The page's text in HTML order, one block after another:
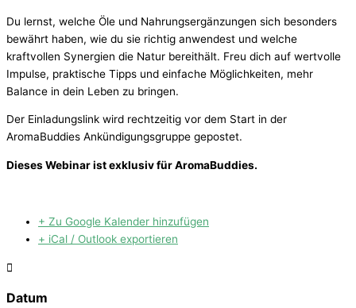
Du lernst, welche Öle und Nahrungsergänzungen sich besonders
bewährt haben, wie du sie richtig anwendest und welche
kraftvollen Synergien die Natur bereithält. Freu dich auf wertvolle
Impulse, praktische Tipps und einfache Möglichkeiten, mehr
Balance in dein Leben zu bringen.
Der Einladungslink wird rechtzeitig vor dem Start in der
AromaBuddies Ankündigungsgruppe gepostet.
Dieses Webinar ist exklusiv für AromaBuddies.
+ Zu Google Kalender hinzufügen
+ iCal / Outlook exportieren
Datum